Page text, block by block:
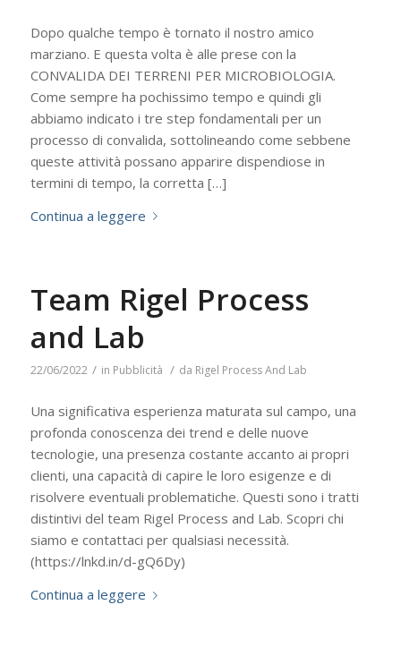
Dopo qualche tempo è tornato il nostro amico
marziano. E questa volta è alle prese con la
CONVALIDA DEI TERRENI PER MICROBIOLOGIA.
Come sempre ha pochissimo tempo e quindi gli
abbiamo indicato i tre step fondamentali per un
processo di convalida, sottolineando come sebbene
queste attività possano apparire dispendiose in
termini di tempo, la corretta […]
Continua a leggere
Team Rigel Process
and Lab
22/06/2022 / in Pubblicità / da Rigel Process And Lab
Una significativa esperienza maturata sul campo, una
profonda conoscenza dei trend e delle nuove
tecnologie, una presenza costante accanto ai propri
clienti, una capacità di capire le loro esigenze e di
risolvere eventuali problematiche. Questi sono i tratti
distintivi del team Rigel Process and Lab. Scopri chi
siamo e contattaci per qualsiasi necessità.
(https://lnkd.in/d-gQ6Dy)
Continua a leggere